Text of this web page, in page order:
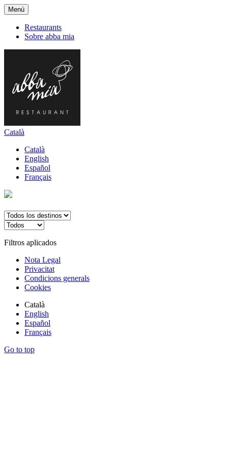
Menú
Restaurants
Sobre abba mia
Català
Català
English
Español
Français
Filtros aplicados
Nota Legal
Privacitat
Condicions generals
Cookies
Català
English
Español
Français
Go to top